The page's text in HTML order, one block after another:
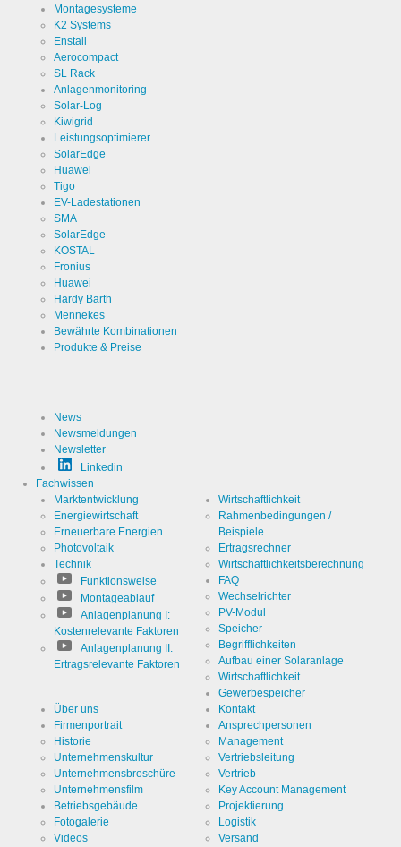
Montagesysteme
K2 Systems
Enstall
Aerocompact
SL Rack
Anlagenmonitoring
Solar-Log
Kiwigrid
Leistungsoptimierer
SolarEdge
Huawei
Tigo
EV-Ladestationen
SMA
SolarEdge
KOSTAL
Fronius
Huawei
Hardy Barth
Mennekes
Bewährte Kombinationen
Produkte & Preise
News
Newsmeldungen
Newsletter
Linkedin
Fachwissen
Marktentwicklung
Energiewirtschaft
Erneuerbare Energien
Photovoltaik
Technik
Funktionsweise
Montageablauf
Anlagenplanung I:
Kostenrelevante Faktoren
Anlagenplanung II:
Ertragsrelevante Faktoren
Wirtschaftlichkeit
Rahmenbedingungen /
Beispiele
Ertragsrechner
Wirtschaftlichkeitsberechnung
FAQ
Wechselrichter
PV-Modul
Speicher
Begrifflichkeiten
Aufbau einer Solaranlage
Wirtschaftlichkeit
Gewerbespeicher
Über uns
Firmenportrait
Historie
Unternehmenskultur
Unternehmensbroschüre
Unternehmensfilm
Betriebsgebäude
Fotogalerie
Videos
Kontakt
Ansprechpersonen
Management
Vertriebsleitung
Vertrieb
Key Account Management
Projektierung
Logistik
Versand